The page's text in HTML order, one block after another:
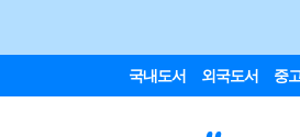
국내도서 외국도서 중